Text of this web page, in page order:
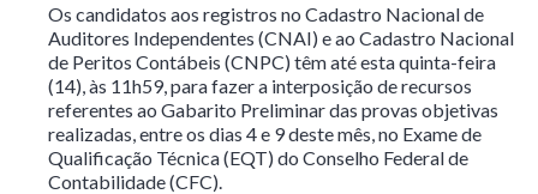
Os candidatos aos registros no Cadastro Nacional de
Auditores Independentes (CNAI) e ao Cadastro Nacional
de Peritos Contábeis (CNPC) têm até esta quinta-feira
(14), às 11h59, para fazer a interposição de recursos
referentes ao Gabarito Preliminar das provas objetivas
realizadas, entre os dias 4 e 9 deste mês, no Exame de
Qualificação Técnica (EQT) do Conselho Federal de
Contabilidade (CFC).